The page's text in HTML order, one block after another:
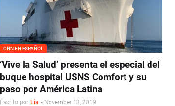
CNN EN ESPAÑOL
‘Vive la Salud’ presenta el especial del
buque hospital USNS Comfort y su
paso por América Latina
Escrito por Lia - November 13, 2019